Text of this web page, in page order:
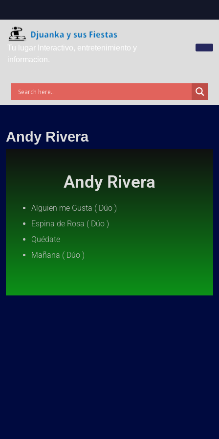
Tu lugar Interactivo, entretenimiento y
informacion.
Andy Rivera
Andy Rivera
Alguien me Gusta ( Dúo )
Espina de Rosa ( Dúo )
Quédate
Mañana ( Dúo )